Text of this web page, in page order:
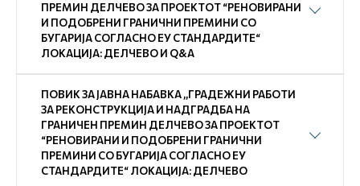
ПРЕМИН ДЕЛЧЕВО ЗА ПРОЕКТОТ “РЕНОВИРАНИ
И ПОДОБРЕНИ ГРАНИЧНИ ПРЕМИНИ СО
БУГАРИЈА СОГЛАСНО ЕУ СТАНДАРДИТЕ“
ЛОКАЦИЈА: ДЕЛЧЕВО И Q&А
ПОВИК ЗА ЈАВНА НАБАВКА ,,ГРАДЕЖНИ РАБОТИ
ЗА РЕКОНСТРУКЦИЈА И НАДГРАДБА НА
ГРАНИЧЕН ПРЕМИН ДЕЛЧЕВО ЗА ПРОЕКТОТ
“РЕНОВИРАНИ И ПОДОБРЕНИ ГРАНИЧНИ
ПРЕМИНИ СО БУГАРИЈА СОГЛАСНО ЕУ
СТАНДАРДИТЕ“ ЛОКАЦИЈА: ДЕЛЧЕВО